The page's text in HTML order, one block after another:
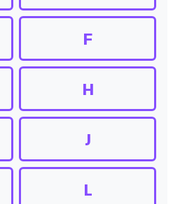
F
H
J
L